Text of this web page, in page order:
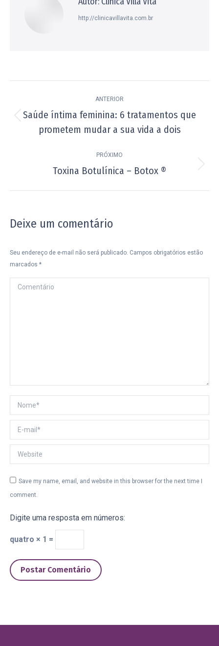
http://clinicavillavita.com.br
de
post:
ANTERIOR
Post
anterior:
Saúde íntima feminina: 6 tratamentos que
prometem mudar a sua vida a dois
PRÓXIMO
Próximo
Toxina Botulínica – Botox ®
Deixe um comentário
Seu endereço de e-mail não será publicado. Campos obrigatórios estão
marcados *
Comentário
Nome *
E-mail *
Website
Save my name, email, and website in this browser for the next time I
comment.
Digite uma resposta em números:
quatro × 1 =
Postar Comentário